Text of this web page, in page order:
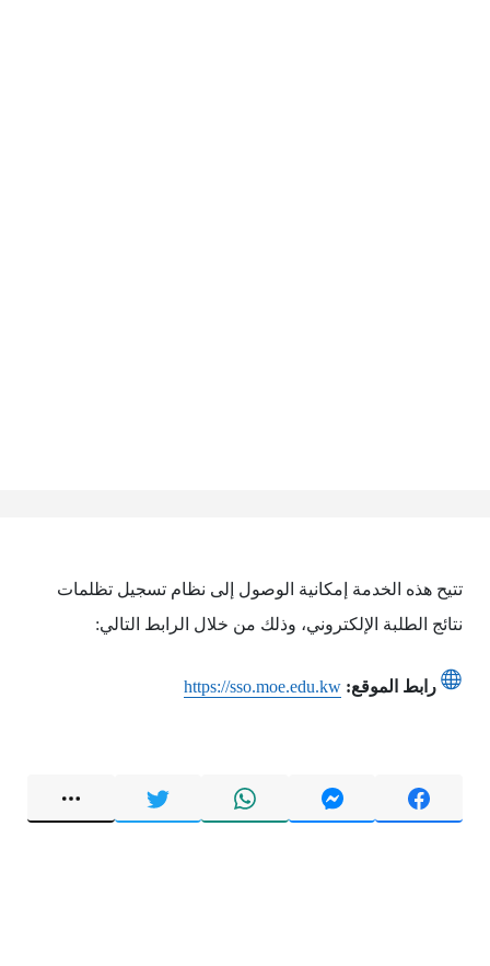
تتيح هذه الخدمة إمكانية الوصول إلى نظام تسجيل تظلمات
نتائج الطلبة الإلكتروني، وذلك من خلال الرابط التالي:
رابط الموقع: https://sso.moe.edu.kw